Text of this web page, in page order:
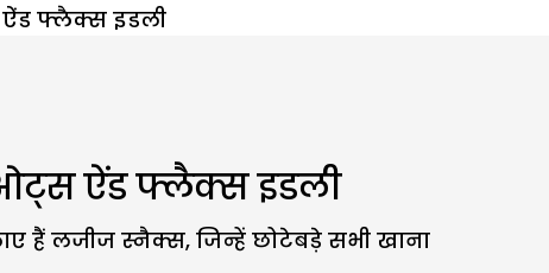
फ्लैक्स इडली
ऐंड फ्लैक्स इडली
हैं लजीज स्नैक्स, जिन्हें छोटेबड़े सभी खाना